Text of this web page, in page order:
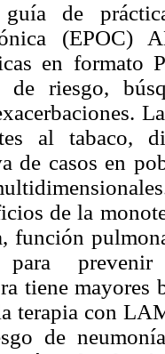
de
(EPOC)
en formato
de riesgo,
al tabaco,
de casos en
de la
función
prevenir
tiene mayores
terapia con
de